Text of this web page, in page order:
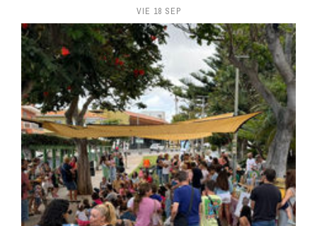
VIE 18 SEP